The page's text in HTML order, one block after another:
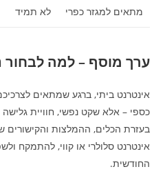
מתאים למגזר כפרי לא תמיד
ערך מוסף – למה לבחור
אינטרנט ביתי, ברגע שמתאים
כספי – אלא שקט נפשי, חוויית
בעזרת הכלים, ההמלצות והקישורים
אינטרנט סלולרי או קווי, להתמקח
החודשית.